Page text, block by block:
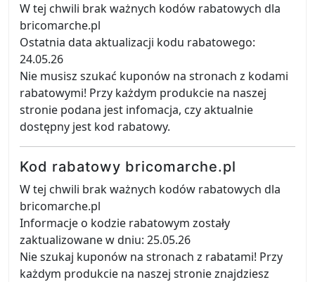
W tej chwili brak ważnych kodów rabatowych dla
bricomarche.pl
Ostatnia data aktualizacji kodu rabatowego:
24.05.26
Nie musisz szukać kuponów na stronach z kodami
rabatowymi! Przy każdym produkcie na naszej
stronie podana jest infomacja, czy aktualnie
dostępny jest kod rabatowy.
Kod rabatowy bricomarche.pl
W tej chwili brak ważnych kodów rabatowych dla
bricomarche.pl
Informacje o kodzie rabatowym zostały
zaktualizowane w dniu: 25.05.26
Nie szukaj kuponów na stronach z rabatami! Przy
każdym produkcie na naszej stronie znajdziesz